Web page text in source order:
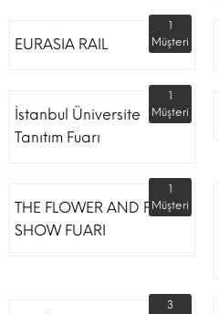
EURASIA RAIL
1
Müşteri
İstanbul Üniversite
Tanıtım Fuarı
1
Müşteri
THE FLOWER AND PLANT
SHOW FUARI
1
Müşteri
3